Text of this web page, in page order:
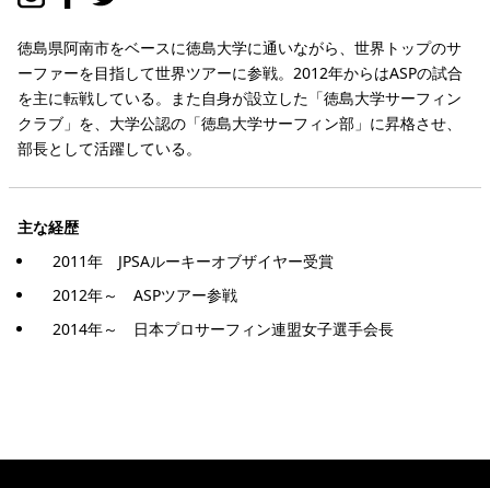
徳島県阿南市をベースに徳島大学に通いながら、世界トップのサ
ーファーを目指して世界ツアーに参戦。2012年からはASPの試合
を主に転戦している。また自身が設立した「徳島大学サーフィン
クラブ」を、大学公認の「徳島大学サーフィン部」に昇格させ、
部長として活躍している。
主な経歴
2011年 JPSAルーキーオブザイヤー受賞
2012年～ ASPツアー参戦
2014年～ 日本プロサーフィン連盟女子選手会長